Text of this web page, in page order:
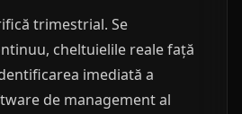
trimestrial. Se
cheltuielile reale față
imediată a
de management al